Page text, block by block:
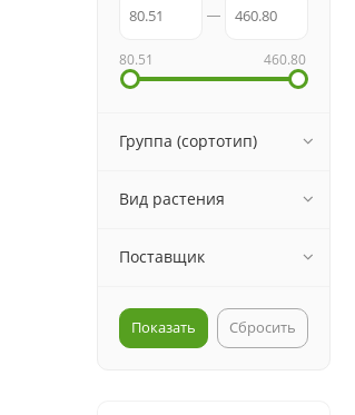
80.51 460.80
Группа (сортотип)
Вид растения
Поставщик
Сбросить